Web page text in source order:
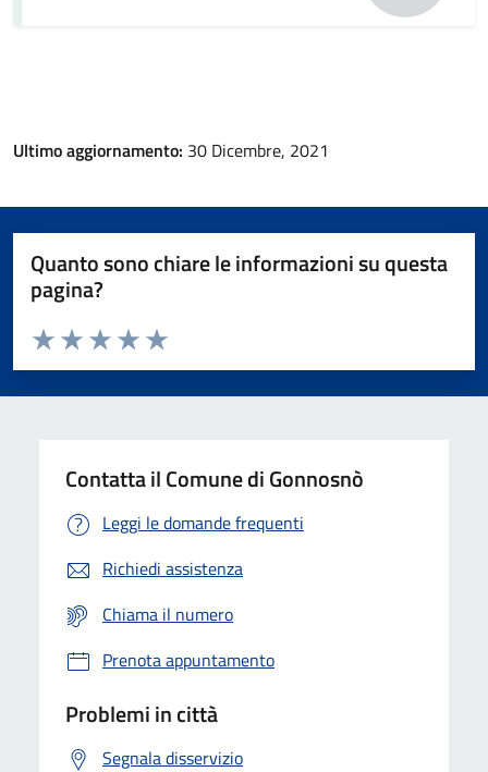
Ultimo aggiornamento: 30 Dicembre, 2021
Quanto sono chiare le informazioni su questa
pagina?
Valuta da 1 a 5 stelle la pagina
Valuta 5 stelle su 5
Valuta 4 stelle su 5
Valuta 3 stelle su 5
Valuta 2 stelle su 5
Valuta 1 stelle su 5
Contatta il Comune di Gonnosnò
Leggi le domande frequenti
Richiedi assistenza
Chiama il numero
Prenota appuntamento
Problemi in città
Segnala disservizio